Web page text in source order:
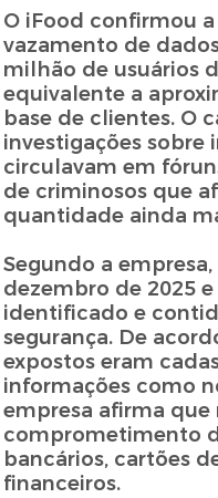
O iFood confirmou
vazamento de
milhão de usuários
equivalente a
base de clientes. O
investigações sobre
circulavam em
de criminosos que
quantidade ainda
Segundo a
dezembro de 2025
identificado e
segurança. De
expostos eram
informações como
empresa afirma que
comprometimento
bancários, cartões
financeiros.